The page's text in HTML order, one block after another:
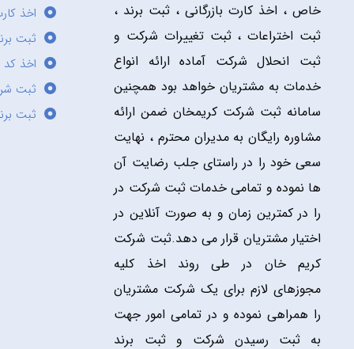
خاص ، اخذ کارت بازرگانی ، ثبت برند ،
ثبت اختراعات ، ثبت تغییرات شرکت و
ثبت انحلال شرکت آماده ارائه انواع
خدمات به مشتریان خواهد بود همچنین
سامانه ثبت شرکت کریمخان ضمن ارائه
مشاوره رایگان به مدیران محترم ، نهایت
سعی خود را در راستای جلب رضایت آن
ها نموده و تمامی خدمات ثبت شرکت در
را در کمترین زمان و به صورت آنلاین در
اختیار مشتریان قرار می دهد.ثبت شرکت
کریم خان در طی روند اخذ کلیه
مجوزهای لازم برای یک شرکت مشتریان
را همراهی نموده و در تمامی امور جهت
به ثبت رسیدن شرکت و ثبت برند
اخذ
ثبت
اخذ کد
ثبت
ثبت